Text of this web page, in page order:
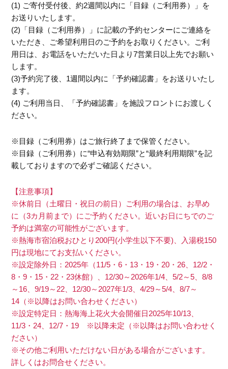
(1) ご寄付受付後、約2週間以内に「目録（ご利用券）」を
お送りいたします。
(2)「目録（ご利用券）」に記載の予約センターにご連絡を
いただき、ご希望利用日のご予約をお取りください。ご利
用日は、お電話をいただいた日より7営業日以上先でお願い
します。
(3)予約完了後、1週間以内に「予約確認書」をお送りいたし
ます。
(4) ご利用当日、「予約確認書」を施設フロントにお渡しく
ださい。
※目録（ご利用券）はご旅行終了まで保管ください。
※目録（ご利用券）に“申込有効期限”と“最終利用期限”を記
載しておりますので必ずご確認ください。
【注意事項】
※休前日（土曜日・祝日の前日）ご利用の場合は、お早め
に（3カ月前まで）にご予約ください。近いお日にちでのご
予約は満室の可能性がございます。
※熱海市宿泊税おひとり200円(小学生以下不要)、入湯税150
円は現地にてお支払いください。
※設定除外日：2025年（11/5・6・13・19・20・26、12/2・
8・9・15・22・23休館）、12/30～2026年1/4、5/2～5、8/8
～16、9/19～22、12/30～2027年1/3、4/29～5/4、8/7～
14（※以降はお問い合わせください）
※設定特定日：熱海海上花火大会開催日2025年10/13、
11/3・24、12/7・19 ※以降未定（※以降はお問い合わせく
ださい）
※その他ご利用いただけない日がある場合がございます。
詳しくはお問合せください。